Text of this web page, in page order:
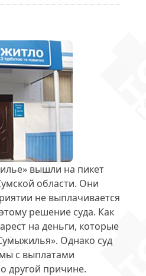
вышли на пикет
области. Они
не выплачивается
решение суда. Как
на деньги, которые
Однако суд
с выплатами
другой причине.